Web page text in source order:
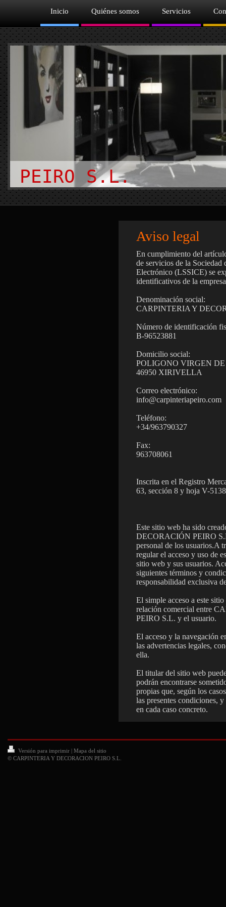
Inicio Quiénes somos Servicios
PEIRO S.L.
Aviso legal
En cumplimiento del
de servicios de la
Electrónico (LSSICE) se
identificativos de la
Denominación social:
CARPINTERIA Y
Número de identificación
B-96523881
Domicilio social:
POLIGONO VIRGEN
46950 XIRIVELLA
Correo electrónico:
info@carpinteriapeiro.com
Teléfono:
+34/963790327
Fax:
963708061
Inscrita en el Registro
63, sección 8 y hoja V-
Este sitio web ha sido
DECORACIÓN PEIRO
personal de los usuarios.A
regular el acceso y uso de
sitio web y sus usuarios.
siguientes términos y
responsabilidad exclusiva
El simple acceso a este
relación comercial entre
PEIRO S.L. y el usuario.
El acceso y la navegación
las advertencias legales,
ella.
El titular del sitio web
podrán encontrarse
propias que, según los
las presentes condiciones,
en cada caso concreto.
Versión para imprimir | Mapa del sitio
© CARPINTERIA Y DECORACION PEIRO S.L.